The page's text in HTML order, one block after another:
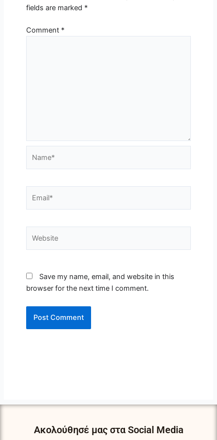
fields are marked *
Comment *
Save my name, email, and website in this
browser for the next time I comment.
Ακολούθησέ μας στα Social Media